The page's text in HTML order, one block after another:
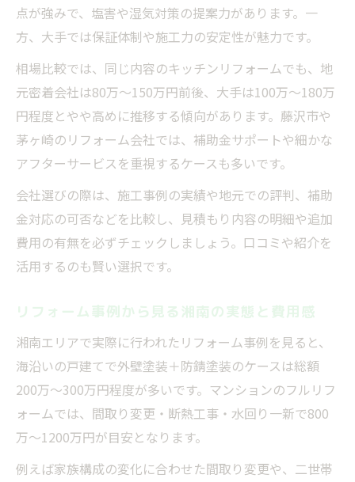
点が強みで、塩害や湿気対策の提案力があります。一
方、大手では保証体制や施工力の安定性が魅力です。
相場比較では、同じ内容のキッチンリフォームでも、地
元密着会社は80万～150万円前後、大手は100万～180万
円程度とやや高めに推移する傾向があります。藤沢市や
茅ヶ崎のリフォーム会社では、補助金サポートや細かな
アフターサービスを重視するケースも多いです。
会社選びの際は、施工事例の実績や地元での評判、補助
金対応の可否などを比較し、見積もり内容の明細や追加
費用の有無を必ずチェックしましょう。口コミや紹介を
活用するのも賢い選択です。
リフォーム事例から見る湘南の実態と費用感
湘南エリアで実際に行われたリフォーム事例を見ると、
海沿いの戸建てで外壁塗装＋防錆塗装のケースは総額
200万～300万円程度が多いです。マンションのフルリフ
ォームでは、間取り変更・断熱工事・水回り一新で800
万～1200万円が目安となります。
例えば家族構成の変化に合わせた間取り変更や、二世帯